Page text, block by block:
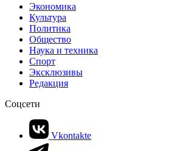
Экономика
Культура
Политика
Общество
Наука и техника
Спорт
Эксклюзивы
Редакция
Соцсети
Vkontakte